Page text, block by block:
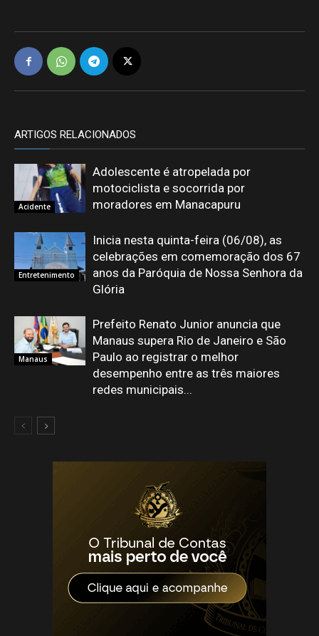
ARTIGOS RELACIONADOS
Acidente
Adolescente é atropelada por
motociclista e socorrida por
moradores em Manacapuru
Entretenimento
Inicia nesta quinta-feira (06/08), as
celebrações em comemoração dos 67
anos da Paróquia de Nossa Senhora da
Glória
Manaus
Prefeito Renato Junior anuncia que
Manaus supera Rio de Janeiro e São
Paulo ao registrar o melhor
desempenho entre as três maiores
redes municipais...